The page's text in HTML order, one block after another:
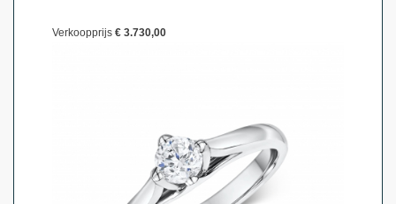
Verkoopprijs € 3.730,00